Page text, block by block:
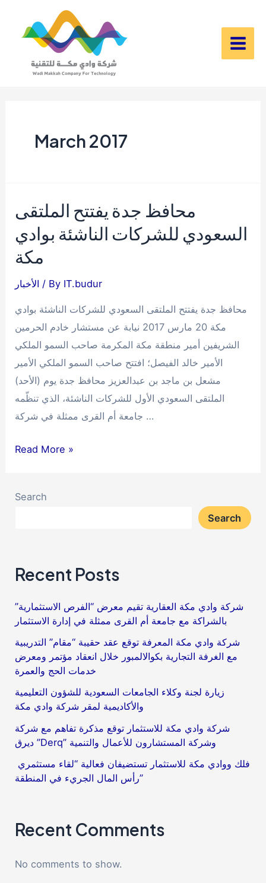
content
Main
March 2017
محافظ جدة يفتتح الملتقى
السعودي للشركات الناشئة بوادي
مكة
الأخبار / By IT.budur
محافظ جدة يفتتح الملتقى السعودي للشركات الناشئة بوادي
مكة 20 مارس 2017 نيابة عن مستشار خادم الحرمين
الشريفين أمير منطقة مكة المكرمة صاحب السمو الملكي
الأمير خالد الفيصل؛ افتتح صاحب السمو الملكي الأمير
مشعل بن ماجد بن عبدالعزيز محافظ جدة يوم (الأحد)
الملتقى السعودي الأول للشركات الناشئة، الذي تنظّمه
جامعة أم القرى ممثلة في شركة …
محافظ
الملتقى
بوادي
Read More »
Search
Search
Recent Posts
شركة وادي مكة العقارية تقيم معرض “الفرص الاستثمارية”
بالشراكة مع جامعة أم القرى ممثلة في إدارة الاستثمار
شركة وادي مكة المعرفة توقع عقد حقيبة “مقام” التدريبية
مع الغرفة التجارية بكوالالمبور خلال انعقاد مؤتمر ومعرض
خدمات الحج والعمرة
زيارة لجنة وكلاء الجامعات السعودية للشؤون التعليمية
والأكاديمية لمقر شركة وادي مكة
شركة وادي مكة للاستثمار توقع مذكرة تفاهم مع شركة
ديرق ”Derq” وشركة المستشارون للأعمال والتنمية
رأس المال الجريء في المنطقة”
Recent Comments
No comments to show.